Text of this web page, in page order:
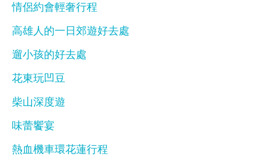
情侶約會輕奢行程
高雄人的一日郊遊好去處
遛小孩的好去處
花東玩凹豆
柴山深度遊
味蕾饗宴
熱血機車環花蓮行程